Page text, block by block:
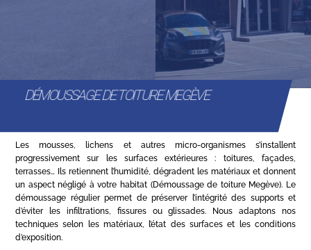
DÉMOUSSAGE DE TOITURE MEGÈVE
Les mousses, lichens et autres micro-organismes s’installent
progressivement sur les surfaces extérieures : toitures, façades,
terrasses… Ils retiennent l’humidité, dégradent les matériaux et donnent
un aspect négligé à votre habitat (Démoussage de toiture Megève). Le
démoussage régulier permet de préserver l’intégrité des supports et
d’éviter les infiltrations, fissures ou glissades. Nous adaptons nos
techniques selon les matériaux, l’état des surfaces et les conditions
d’exposition.